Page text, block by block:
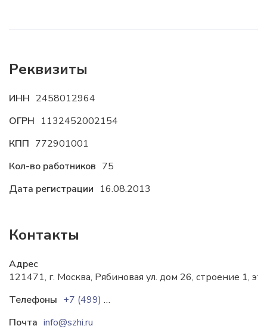
Реквизиты
ИНН 2458012964
ОГРН 1132452002154
КПП 772901001
Кол-во работников 75
Дата регистрации 16.08.2013
Контакты
Адрес
121471, г. Москва, Рябиновая ул. дом 26, строение 1,
Телефоны
+7 (499) 346-23-63
Почта info@szhi.ru